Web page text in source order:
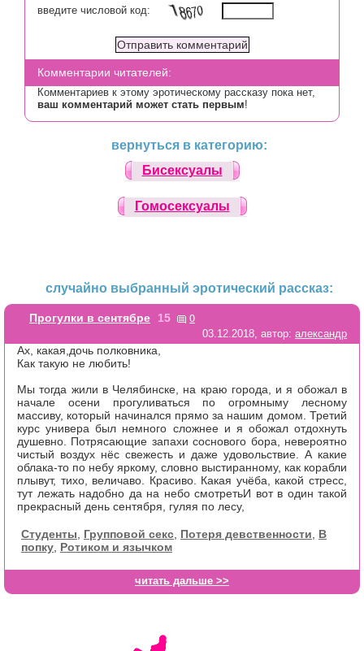
введите числовой код:
Комментарии читателей:
Комментариев к этому эротическому рассказу пока нет,
ваш комментарий может стать первым!
вернуться в категорию:
Бисексуалы
Гомосексуалы
случайно выбранный эротический рассказ:
Прогулки в сентябре 15 0
03.12.2018, автор: александр
Ах, какая,дочь полковника,
Как такую не любить!
Мы тогда жили в Челябинске, на краю города, и я обожал в
начале осени прогуливаться по огромныму лесному
массиву, который начинался прямо за нашим домом. Третий
курс универа был немного сложнее и я обожал отдохнуть
душевно. Потрясающие запахи соснового бора, невероятно
чистый воздух нёс свежесть и даже удовольствие. А какие
облака-то по небу яркому, словно выстиранному, как корабли
плывут, тихо, величаво. Красиво. Какая учёба, какой стресс,
тут лежать надобно да на небо смотретьИ вот в один такой
прекрасный день сентября, гуляя по лесу,
Студенты, Групповой секс, Потеря девственности, В
попку, Ротиком и язычком
читать дальше >>